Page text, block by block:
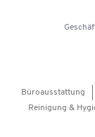
Büroausstattung
Reinigung &